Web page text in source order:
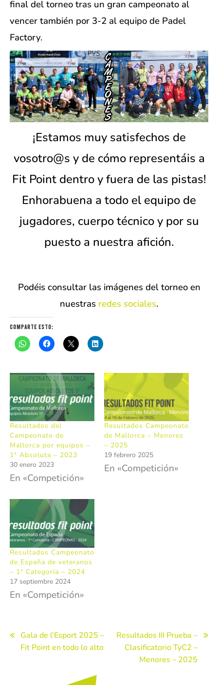
final del torneo tras un gran campeonato al
vencer también por 3-2 al equipo de Padel
Factory.
¡Estamos muy satisfechos de
vosotro@s y de cómo representáis a
Fit Point dentro y fuera de las pistas!
Enhorabuena a todo el equipo de
jugadores, cuerpo técnico y por su
puesto a nuestra afición.
Podéis consultar las imágenes del torneo en
nuestras redes sociales.
Comparte esto:
Resultados del
Campeonato de
Mallorca por equipos –
1ª Absoluta – 2023
30 enero 2023
En «Competición»
Resultados Campeonato
de Mallorca – Menores
– 2025
19 febrero 2025
En «Competición»
Resultados Campeonato
de España de veteranos
– 1ª Categoría – 2024
17 septiembre 2024
En «Competición»
Navegación
de
Gala de l’Esport 2025 –
Fit Point en todo lo alto
Resultados III Prueba –
Clasificatorio TyC2 –
Menores – 2025